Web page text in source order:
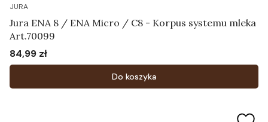
JURA
Jura ENA 8 / ENA Micro / C8 - Korpus systemu mleka
Art.70099
Cena
84,99 zł
Do koszyka